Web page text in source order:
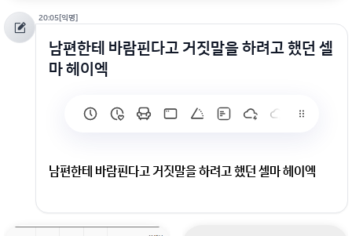
20:05[익명]
남편한테 바람핀다고 거짓말을 하려고 했던 셀
마 헤이엑
남편한테 바람핀다고 거짓말을 하려고 했던 셀마 헤이엑